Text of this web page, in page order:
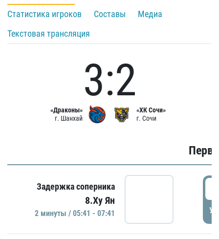
Статистика игроков
Составы
Медиа
Текстовая трансляция
«Драконы»
г. Шанхай
3:2
«ХК Сочи»
г. Сочи
Задержка соперника
8.Ху Ян
2 минуты / 05:41 - 07:41